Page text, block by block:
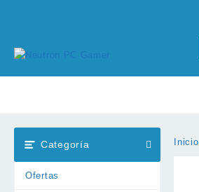
Categoría
Ofertas
Inicio